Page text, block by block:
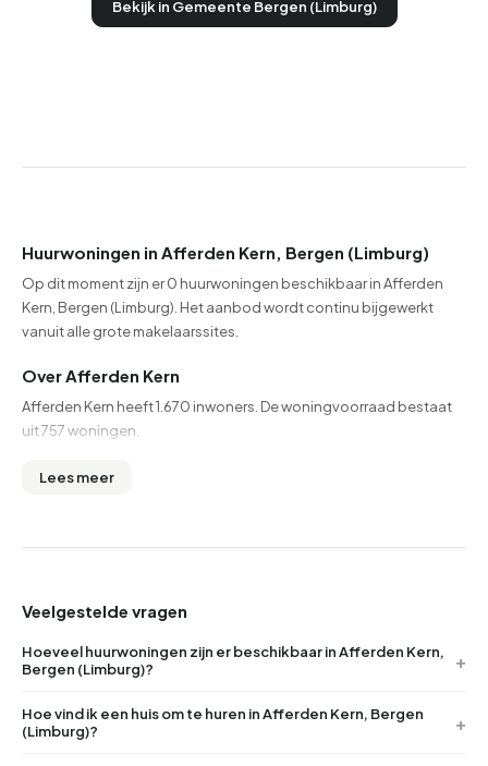
Bekijk in Gemeente Bergen (Limburg)
Huurwoningen in Afferden Kern, Bergen (Limburg)
Op dit moment zijn er 0 huurwoningen beschikbaar in Afferden
Kern, Bergen (Limburg). Het aanbod wordt continu bijgewerkt
vanuit alle grote makelaarssites.
Over Afferden Kern
Afferden Kern heeft 1.670 inwoners. De woningvoorraad bestaat
uit 757 woningen.
Lees meer
Veelgestelde vragen
Hoeveel huurwoningen zijn er beschikbaar in Afferden Kern,
Bergen (Limburg)?
Hoe vind ik een huis om te huren in Afferden Kern, Bergen
(Limburg)?